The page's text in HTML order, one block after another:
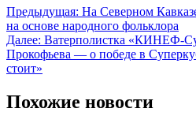
Предыдущая: На Северном
на основе народного фольклора
Далее: Ватерполистка
Прокофьева — о победе в
стоит»
Похожие новости